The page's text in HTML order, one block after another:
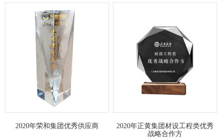
2020年荣和集团优秀供应商
2020年正黄集团材设工程类优秀
战略合作方